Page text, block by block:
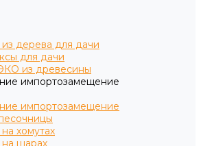
дерева для дачи
для дачи
из древесины
импортозамещение
импортозамещение
хомутах
шарах